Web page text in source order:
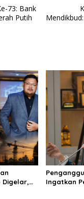
73: Bank
Putih
Digelar,
Ingatkan